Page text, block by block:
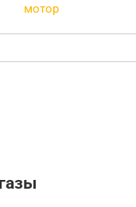
мотор